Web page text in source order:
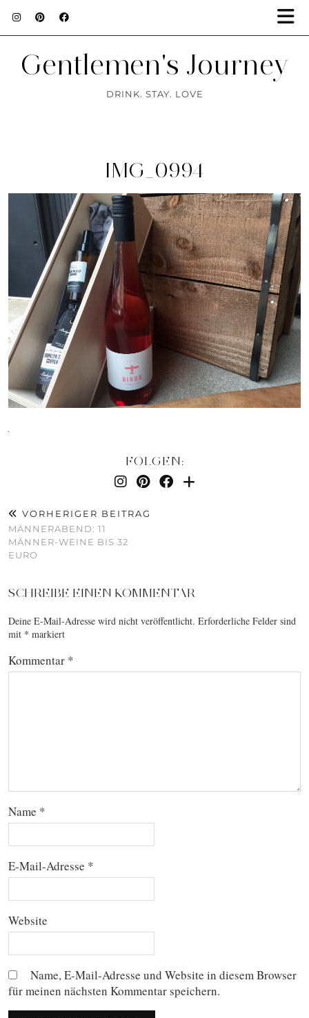
Gentlemen's Journey
DRINK. STAY. LOVE
IMG_0994
FOLGEN:
VORHERIGER BEITRAG
MÄNNERABEND: 11
MÄNNER-WEINE BIS 32
EURO
SCHREIBE EINEN KOMMENTAR
Deine E-Mail-Adresse wird nicht veröffentlicht. Erforderliche Felder sind
mit * markiert
Kommentar *
Name *
E-Mail-Adresse *
Website
Name, E-Mail-Adresse und Website in diesem Browser
für meinen nächsten Kommentar speichern.